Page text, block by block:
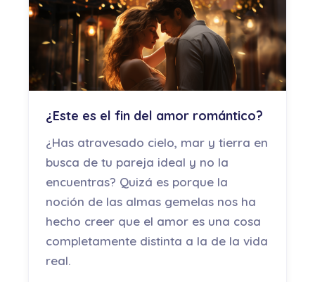
¿Este es el fin del amor romántico?
¿Has atravesado cielo, mar y tierra en
busca de tu pareja ideal y no la
encuentras? Quizá es porque la
noción de las almas gemelas nos ha
hecho creer que el amor es una cosa
completamente distinta a la de la vida
real.